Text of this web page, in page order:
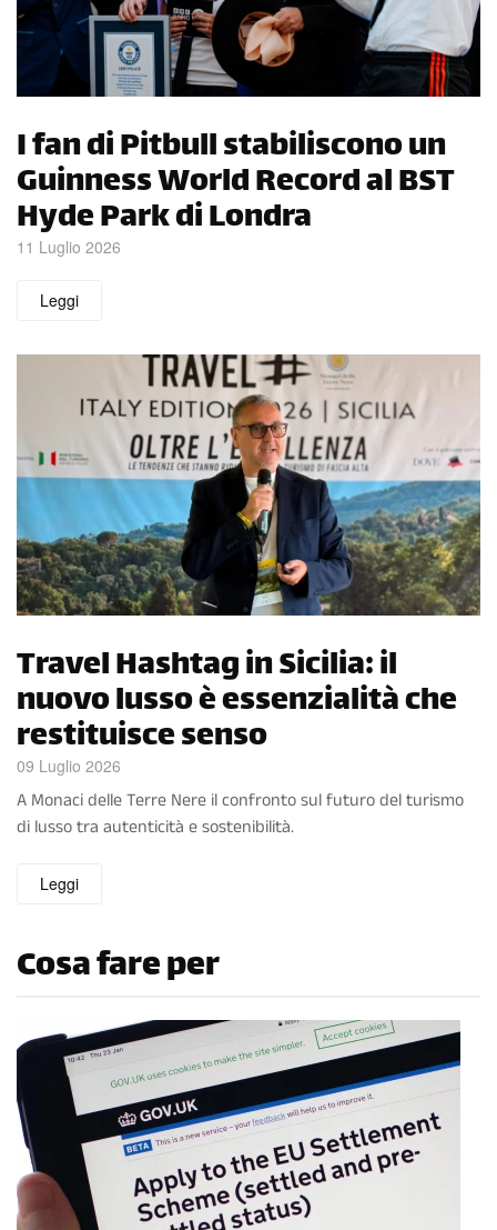
I fan di Pitbull stabiliscono un
Guinness World Record al BST
Hyde Park di Londra
11 Luglio 2026
Leggi
Travel Hashtag in Sicilia: il
nuovo lusso è essenzialità che
restituisce senso
09 Luglio 2026
A Monaci delle Terre Nere il confronto sul futuro del turismo
di lusso tra autenticità e sostenibilità.
Leggi
Cosa fare per